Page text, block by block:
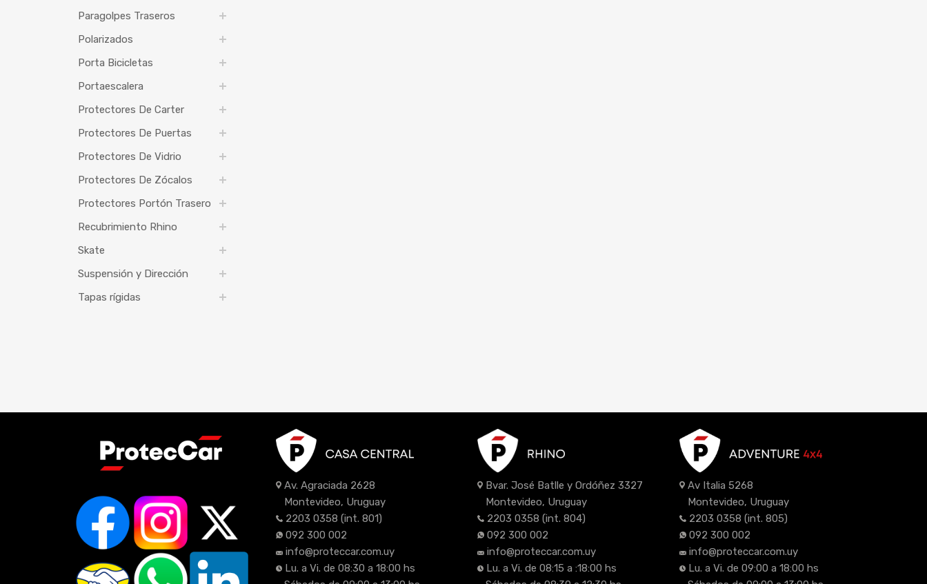
Paragolpes Traseros
Polarizados
Porta Bicicletas
Portaescalera
Protectores De Carter
Protectores De Puertas
Protectores De Vidrio
Protectores De Zócalos
Protectores Portón Trasero
Recubrimiento Rhino
Skate
Suspensión y Dirección
Tapas rígidas
Av. Agraciada 2628
Montevideo, Uruguay
2203 0358 (int. 801)
092 300 002
info@proteccar.com.uy
Lu. a Vi. de 08:30 a 18:00 hs
Bvar. José Batlle y Ordóñez 3327
Montevideo, Uruguay
2203 0358 (int. 804)
092 300 002
info@proteccar.com.uy
Lu. a Vi. de 08:15 a :18:00 hs
Av Italia 5268
Montevideo, Uruguay
2203 0358 (int. 805)
092 300 002
info@proteccar.com.uy
Lu. a Vi. de 09:00 a 18:00 hs